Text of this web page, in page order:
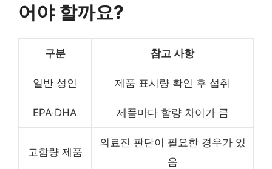
어야 할까요?
구분 참고 사항
일반 성인 제품 표시량 확인 후 섭취
EPA·DHA 제품마다 함량 차이가 큼
고함량 제품
의료진 판단이 필요한 경우가 있
음